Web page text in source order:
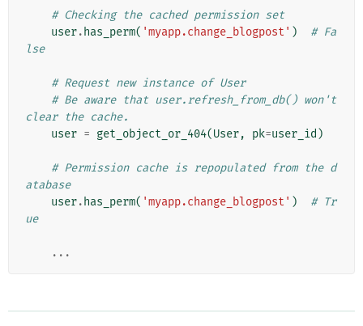
# Checking the cached permission set
user. has_perm( 'myapp.change_blogpost' )
# Fa
lse
# Request new instance of User
# Be aware that user.refresh_from_db() won't
clear the cache.
user = get_object_or_404(User, pk=user_id )
# Permission cache is repopulated from the d
atabase
user. has_perm( 'myapp.change_blogpost' )
# Tr
ue
...